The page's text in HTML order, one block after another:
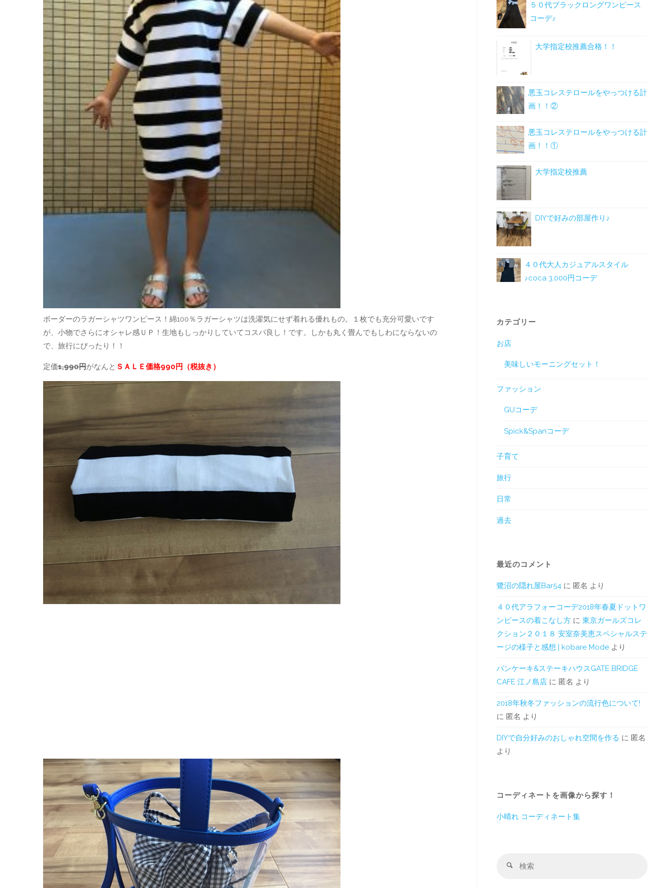
ボーダーのラガーシャツワンピース！綿100％ラガーシャツは洗濯気にせず着れる優れもの。１枚でも充分可愛いです
が、小物でさらにオシャレ感ＵＰ！生地もしっかりしていてコスパ良し！です。しかも丸く畳んでもしわにならないの
で、旅行にぴったり！！
定価1,990円がなんと ＳＡＬＥ価格990円（税抜き）
５０代ブラックロングワンピース
コーデ♪
大学指定校推薦合格！！
悪玉コレステロールをやっつける計
画！！②
悪玉コレステロールをやっつける計
画！！①
大学指定校推薦
DIYで好みの部屋作り♪
４０代大人カジュアルスタイル
♪coca 3,000円コーデ
カテゴリー
お店
美味しいモーニングセット！
ファッション
GUコーデ
Spick&Spanコーデ
子育て
旅行
日常
過去
最近のコメント
鷺沼の隠れ屋Bar54 に 匿名 より
４０代アラフォーコーデ2018年春夏ドットワ
ンピースの着こなし方 に 東京ガールズコレ
クション２０１８ 安室奈美恵スペシャルステ
ージの様子と感想 | kobare Mode より
パンケーキ&ステーキハウスGATE BRIDGE
CAFE 江ノ島店 に 匿名 より
2018年秋冬ファッションの流行色について!
に 匿名 より
DIYで自分好みのおしゃれ空間を作る に 匿名
より
コーディネートを画像から探す！
小晴れ コーディネート集
検